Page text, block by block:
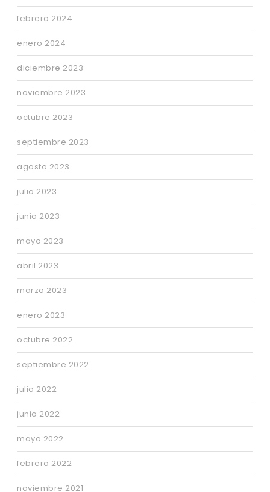
febrero 2024
enero 2024
diciembre 2023
noviembre 2023
octubre 2023
septiembre 2023
agosto 2023
julio 2023
junio 2023
mayo 2023
abril 2023
marzo 2023
enero 2023
octubre 2022
septiembre 2022
julio 2022
junio 2022
mayo 2022
febrero 2022
noviembre 2021